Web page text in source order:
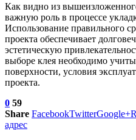
Как видно из
важную роль в процессе
Использование правильного
проекта обеспечивает
эстетическую
выборе клея необходимо
поверхности, условия
проекта.
0 59
Share FacebookTwitterGoogle+
адрес